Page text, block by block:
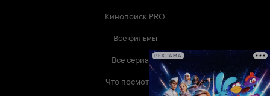
Кинопоиск PRO
Все фильмы
Все сериалы
Что посмотреть
РЕКЛАМА